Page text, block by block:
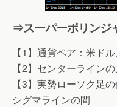
⇒スーパーボリンジ
【1】通貨ペア：米ド
【2】センターライン
【3】実勢ローソク足
シグマラインの間